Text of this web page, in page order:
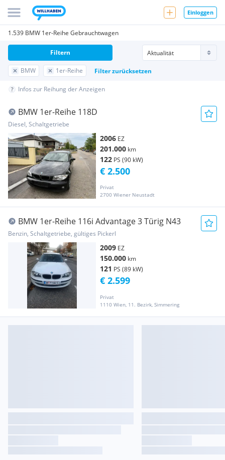
Einloggen
1.539 BMW 1er-Reihe Gebrauchtwagen
BMW 1er-Reihe Filter zurücksetzen
Filtern
Infos zur Reihung der Anzeigen
BMW 1er-Reihe 118D
Diesel, Schaltgetriebe
2006 EZ
201.000 km
122 PS (90 kW)
Privat
2700 Wiener Neustadt
€ 2.500
BMW 1er-Reihe 116i Advantage 3 Türig N43
Benzin, Schaltgetriebe, gültiges Pickerl
2009 EZ
150.000 km
121 PS (89 kW)
Privat
1110 Wien, 11. Bezirk, Simmering
€ 2.599